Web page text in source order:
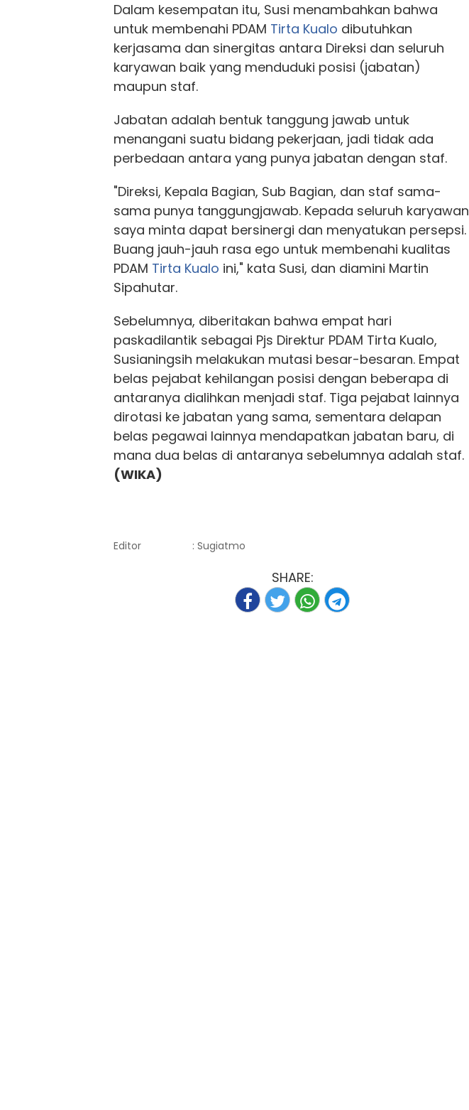
Dalam kesempatan itu, Susi menambahkan bahwa
untuk membenahi PDAM Tirta Kualo dibutuhkan
kerjasama dan sinergitas antara Direksi dan seluruh
karyawan baik yang menduduki posisi (jabatan)
maupun staf.
Jabatan adalah bentuk tanggung jawab untuk
menangani suatu bidang pekerjaan, jadi tidak ada
perbedaan antara yang punya jabatan dengan staf.
"Direksi, Kepala Bagian, Sub Bagian, dan staf sama-
sama punya tanggungjawab. Kepada seluruh karyawan
saya minta dapat bersinergi dan menyatukan persepsi.
Buang jauh-jauh rasa ego untuk membenahi kualitas
PDAM Tirta Kualo ini," kata Susi, dan diamini Martin
Sipahutar.
Sebelumnya, diberitakan bahwa empat hari
paskadilantik sebagai Pjs Direktur PDAM Tirta Kualo,
Susianingsih melakukan mutasi besar-besaran. Empat
belas pejabat kehilangan posisi dengan beberapa di
antaranya dialihkan menjadi staf. Tiga pejabat lainnya
dirotasi ke jabatan yang sama, sementara delapan
belas pegawai lainnya mendapatkan jabatan baru, di
mana dua belas di antaranya sebelumnya adalah staf.
(WIKA)
Editor : Sugiatmo
SHARE: